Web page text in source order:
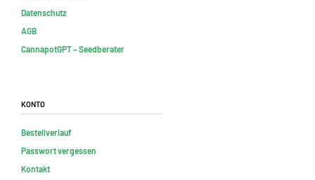
Datenschutz
AGB
CannapotGPT – Seedberater
Konto
Bestellverlauf
Passwort vergessen
Kontakt